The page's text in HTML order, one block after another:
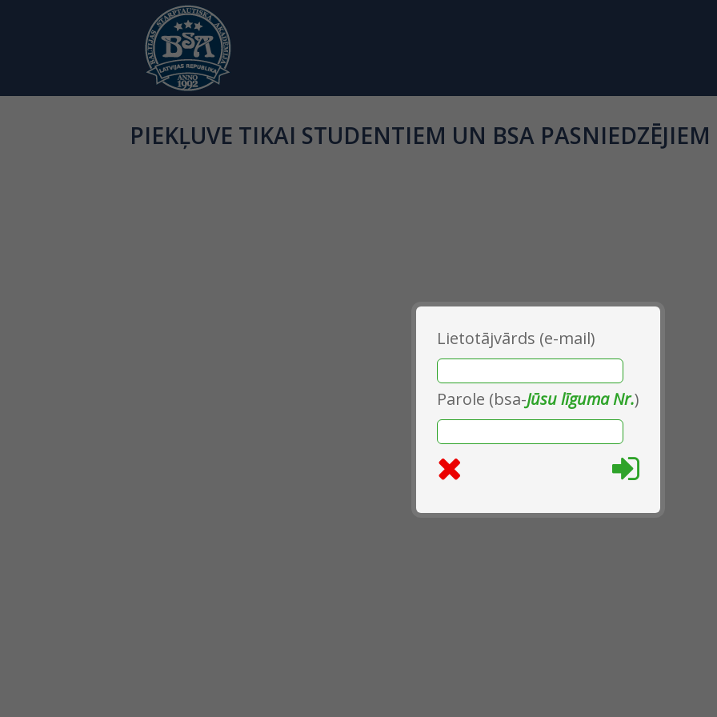
PIEKĻUVE TIKAI STUDENTIEM UN BSA PASNIEDZĒJIEM
Lietotājvārds (e-mail)
Parole (bsa-Jūsu līguma Nr.)